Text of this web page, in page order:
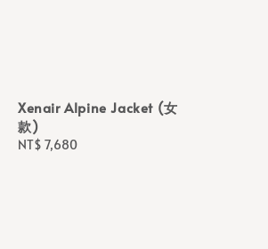
Xenair Alpine Jacket (女
款)
Regular
NT$ 7,680